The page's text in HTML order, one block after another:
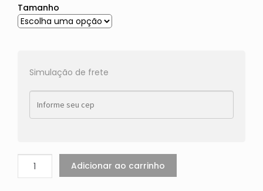
Tamanho
Simulação de frete
Adicionar ao carrinho